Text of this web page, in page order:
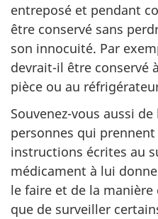
entreposé et pendant
être conservé sans
son innocuité. Par
devrait-il être conservé
pièce ou au
Souvenez-vous aussi
personnes qui
instructions écrites au
médicament à lui
le faire et de la manière
que de surveiller